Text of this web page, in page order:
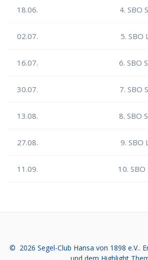
18.06. 4. SBO
02.07. 5. SBO
16.07. 6. SBO
30.07. 7. SBO
13.08. 8. SBO
27.08. 9. SBO
11.09. 10. SBO
© 2026 Segel-Club Hansa von 1898 e.V..